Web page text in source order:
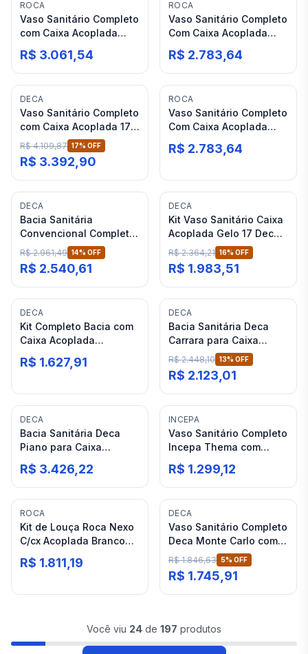
ROCA
Vaso Sanitário Completo
com Caixa Acoplada
Roca Ona Branco
Termofixo
R$ 3.061,54
ROCA
Vaso Sanitário Completo
Com Caixa Acoplada
Roca Nexo Black Matte
R$ 2.783,64
DECA
Vaso Sanitário Completo
com Caixa Acoplada 17
Gelo Termofixo Deca
Slim
R$ 4.109,87 17% OFF
R$ 3.392,90
ROCA
Vaso Sanitário Completo
Com Caixa Acoplada
Roca Nexo Stone
R$ 2.783,64
DECA
Bacia Sanitária
Convencional Completo
Branco Deca LK Total
Clean
R$ 2.961,49 14% OFF
R$ 2.540,61
DECA
Kit Vaso Sanitário Caixa
Acoplada Gelo 17 Deca
Linea Total Clean
R$ 2.364,21 16% OFF
R$ 1.983,51
DECA
Kit Completo Bacia com
Caixa Acoplada
Monocromática Branco
Deca Flex
R$ 1.627,91
DECA
Bacia Sanitária Deca
Carrara para Caixa
Acoplada Branco
R$ 2.448,10 13% OFF
R$ 2.123,01
DECA
Bacia Sanitária Deca
Piano para Caixa
Acoplada Branco
R$ 3.426,22
INCEPA
Vaso Sanitário Completo
Incepa Thema com
Caixa Acoplada Branco
R$ 1.299,12
ROCA
Kit de Louça Roca Nexo
C/cx Acoplada Branco
(pp)
R$ 1.811,19
DECA
Vaso Sanitário Completo
Deca Monte Carlo com
Caixa Acoplada Branco
R$ 1.846,63 5% OFF
R$ 1.745,91
Você viu 24 de 197 produtos